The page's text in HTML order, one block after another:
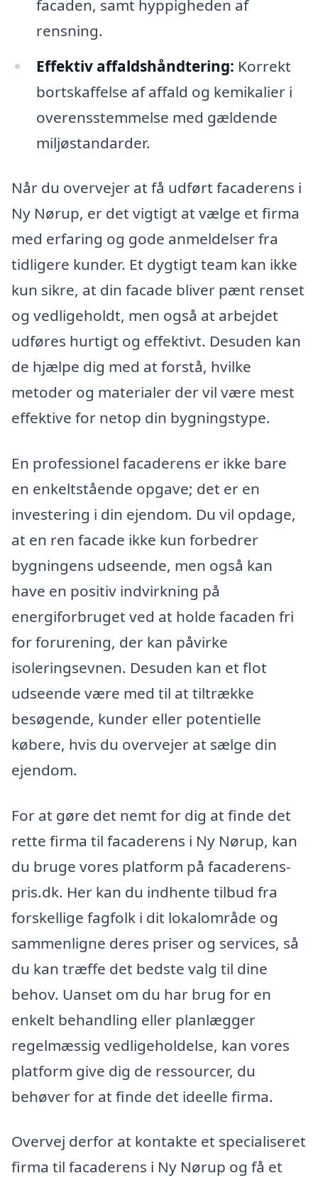
facaden, samt hyppigheden af
rensning.
Effektiv affaldshåndtering: Korrekt
bortskaffelse af affald og kemikalier i
overensstemmelse med gældende
miljøstandarder.
Når du overvejer at få udført facaderens i
Ny Nørup, er det vigtigt at vælge et firma
med erfaring og gode anmeldelser fra
tidligere kunder. Et dygtigt team kan ikke
kun sikre, at din facade bliver pænt renset
og vedligeholdt, men også at arbejdet
udføres hurtigt og effektivt. Desuden kan
de hjælpe dig med at forstå, hvilke
metoder og materialer der vil være mest
effektive for netop din bygningstype.
En professionel facaderens er ikke bare
en enkeltstående opgave; det er en
investering i din ejendom. Du vil opdage,
at en ren facade ikke kun forbedrer
bygningens udseende, men også kan
have en positiv indvirkning på
energiforbruget ved at holde facaden fri
for forurening, der kan påvirke
isoleringsevnen. Desuden kan et flot
udseende være med til at tiltrække
besøgende, kunder eller potentielle
købere, hvis du overvejer at sælge din
ejendom.
For at gøre det nemt for dig at finde det
rette firma til facaderens i Ny Nørup, kan
du bruge vores platform på facaderens-
pris.dk. Her kan du indhente tilbud fra
forskellige fagfolk i dit lokalområde og
sammenligne deres priser og services, så
du kan træffe det bedste valg til dine
behov. Uanset om du har brug for en
enkelt behandling eller planlægger
regelmæssig vedligeholdelse, kan vores
platform give dig de ressourcer, du
behøver for at finde det ideelle firma.
Overvej derfor at kontakte et specialiseret
firma til facaderens i Ny Nørup og få et